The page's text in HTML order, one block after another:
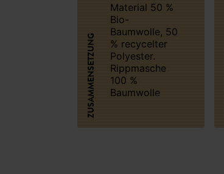
ZUSAMMENSETZUNG
Material 50 %
Bio-
Baumwolle, 50
% recycelter
Polyester.
Rippmasche
100 %
Baumwolle